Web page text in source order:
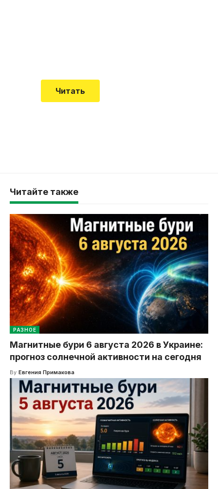
Читать
Читайте также
РАЗНОЕ
Магнитные бури 6 августа 2026 в Украине:
прогноз солнечной активности на сегодня
By Евгения Примакова